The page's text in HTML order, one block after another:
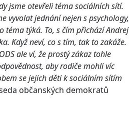
jsme otevřeli téma sociálních sítí.
vyvolat jednání nejen s psychology,
téma týká. To, s čím přichází Andrej
Když neví, co s tím, tak to zakáže.
ale ví, že prostý zákaz tohle
aby rodiče mohli víc
se jejich děti k sociálním sítím
občanských demokratů